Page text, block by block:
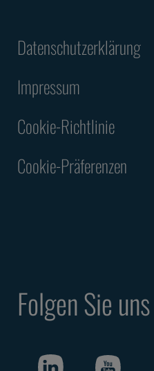
Datenschutzerklärung
Impressum
Cookie-Richtlinie
Cookie-Präferenzen
Folgen Sie uns